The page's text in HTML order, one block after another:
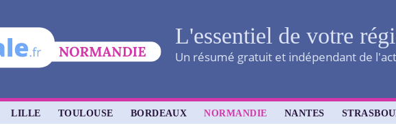
L'essentiel de votre
Un résumé gratuit et indépendant de
LILLE TOULOUSE BORDEAUX NORMANDIE NANTES